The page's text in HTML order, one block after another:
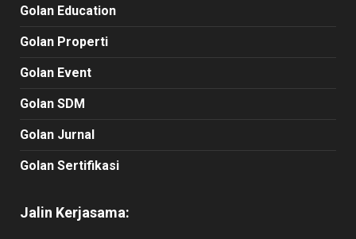
Golan Education
Golan Properti
Golan Event
Golan SDM
Golan Jurnal
Golan Sertifikasi
Jalin Kerjasama: